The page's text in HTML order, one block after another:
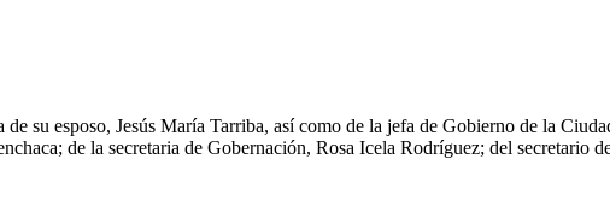
de su esposo, Jesús María Tarriba, así como de la jefa de Gobierno de la
de la secretaria de Gobernación, Rosa Icela Rodríguez; del secretario